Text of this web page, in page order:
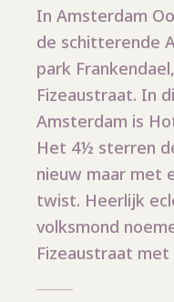
In Amsterdam
de schitterende
park
Fizeaustraat. In
Amsterdam is
Het 4½ sterren
nieuw maar met
twist. Heerlijk
volksmond
Fizeaustraat met